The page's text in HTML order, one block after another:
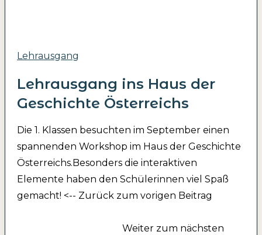
Lehrausgang
Lehrausgang ins Haus der
Geschichte Österreichs
Die 1. Klassen besuchten im September einen
spannenden Workshop im Haus der Geschichte
Österreichs.Besonders die interaktiven
Elemente haben den Schülerinnen viel Spaß
gemacht! <-- Zurück zum vorigen Beitrag
Weiter zum nächsten